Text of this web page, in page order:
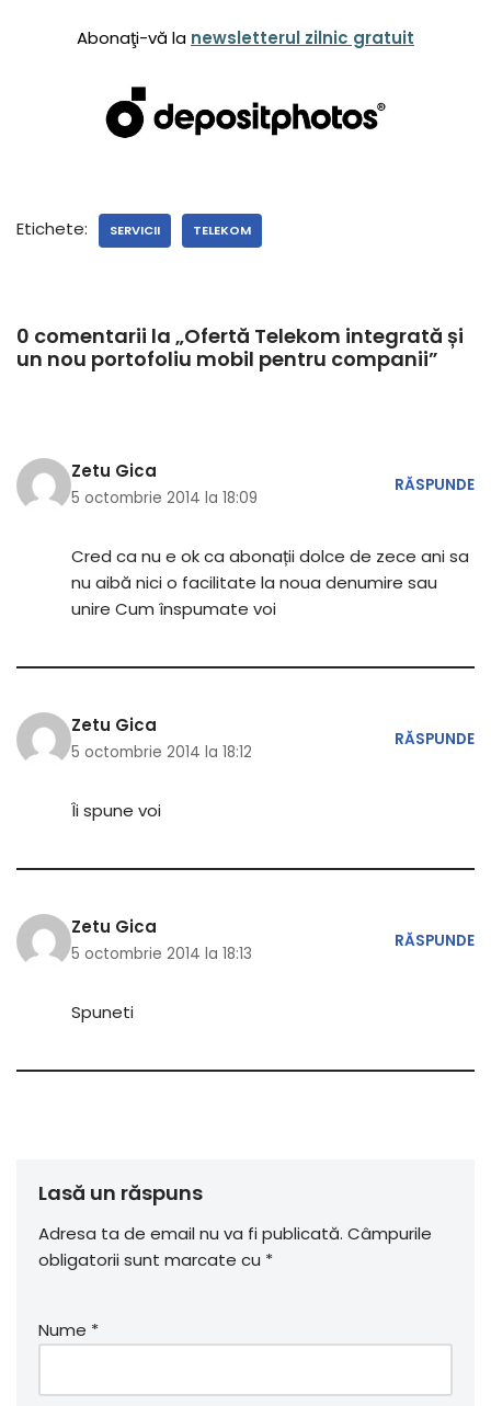
Abonaţi-vă la newsletterul zilnic gratuit
Etichete: SERVICII TELEKOM
0 comentarii la „Ofertă Telekom integrată și
un nou portofoliu mobil pentru companii”
Zetu Gica
5 octombrie 2014 la 18:09
RĂSPUNDE
Cred ca nu e ok ca abonații dolce de zece ani sa
nu aibă nici o facilitate la noua denumire sau
unire Cum înspumate voi
Zetu Gica
5 octombrie 2014 la 18:12
RĂSPUNDE
Îi spune voi
Zetu Gica
5 octombrie 2014 la 18:13
RĂSPUNDE
Spuneti
Lasă un răspuns
Adresa ta de email nu va fi publicată. Câmpurile
obligatorii sunt marcate cu *
Nume *